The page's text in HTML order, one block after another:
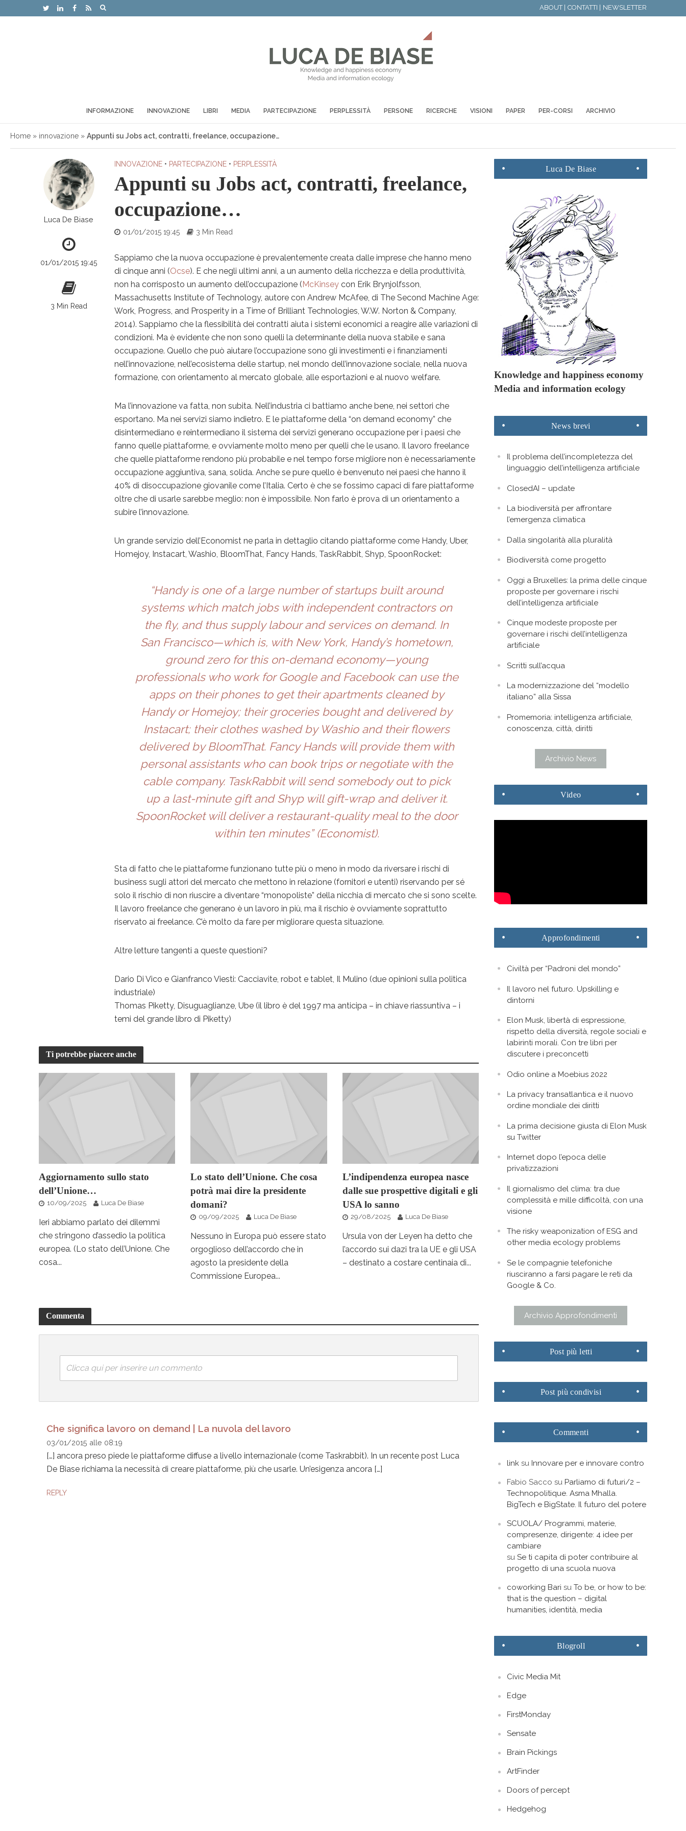
ABOUT | CONTATTI | NEWSLETTER
INFORMAZIONE INNOVAZIONE LIBRI MEDIA PARTECIPAZIONE PERPLESSITÀ PERSONE RICERCHE VISIONI PAPER PER-CORSI ARCHIVIO
Home » innovazione » Appunti su Jobs act, contratti, freelance, occupazione…
Luca De Biase
01/01/2015 19:45
3 Min Read
INNOVAZIONE • PARTECIPAZIONE • PERPLESSITÀ
Appunti su Jobs act, contratti, freelance,
occupazione…
01/01/2015 19:45 3 Min Read
Sappiamo che la nuova occupazione è prevalentemente creata dalle imprese che hanno meno
di cinque anni (Ocse). E che negli ultimi anni, a un aumento della ricchezza e della produttività,
non ha corrisposto un aumento dell’occupazione (McKinsey con Erik Brynjolfsson,
Massachusetts Institute of Technology, autore con Andrew McAfee, di The Second Machine Age:
Work, Progress, and Prosperity in a Time of Brilliant Technologies, W.W. Norton & Company,
2014). Sappiamo che la flessibilità dei contratti aiuta i sistemi economici a reagire alle variazioni di
condizioni. Ma è evidente che non sono quelli la determinante della nuova stabile e sana
occupazione. Quello che può aiutare l’occupazione sono gli investimenti e i finanziamenti
nell’innovazione, nell’ecosistema delle startup, nel mondo dell’innovazione sociale, nella nuova
formazione, con orientamento al mercato globale, alle esportazioni e al nuovo welfare.
Ma l’innovazione va fatta, non subita. Nell’industria ci battiamo anche bene, nei settori che
esportano. Ma nei servizi siamo indietro. E le piattaforme della “on demand economy” che
disintermediano e reintermediano il sistema dei servizi generano occupazione per i paesi che
fanno quelle piattaforme, e ovviamente molto meno per quelli che le usano. Il lavoro freelance
che quelle piattaforme rendono più probabile e nel tempo forse migliore non è necessariamente
occupazione aggiuntiva, sana, solida. Anche se pure quello è benvenuto nei paesi che hanno il
40% di disoccupazione giovanile come l’Italia. Certo è che se fossimo capaci di fare piattaforme
oltre che di usarle sarebbe meglio: non è impossibile. Non farlo è prova di un orientamento a
subire l’innovazione.
Un grande servizio dell’Economist ne parla in dettaglio citando piattaforme come Handy, Uber,
Homejoy, Instacart, Washio, BloomThat, Fancy Hands, TaskRabbit, Shyp, SpoonRocket:
“Handy is one of a large number of startups built around
systems which match jobs with independent contractors on
the fly, and thus supply labour and services on demand. In
San Francisco—which is, with New York, Handy’s hometown,
ground zero for this on-demand economy—young
professionals who work for Google and Facebook can use the
apps on their phones to get their apartments cleaned by
Handy or Homejoy; their groceries bought and delivered by
Instacart; their clothes washed by Washio and their flowers
delivered by BloomThat. Fancy Hands will provide them with
personal assistants who can book trips or negotiate with the
cable company. TaskRabbit will send somebody out to pick
up a last-minute gift and Shyp will gift-wrap and deliver it.
SpoonRocket will deliver a restaurant-quality meal to the door
within ten minutes” (Economist).
Sta di fatto che le piattaforme funzionano tutte più o meno in modo da riversare i rischi di
business sugli attori del mercato che mettono in relazione (fornitori e utenti) riservando per sé
solo il rischio di non riuscire a diventare “monopoliste” della nicchia di mercato che si sono scelte.
Il lavoro freelance che generano è un lavoro in più, ma il rischio è ovviamente soprattutto
riservato ai freelance. C’è molto da fare per migliorare questa situazione.
Altre letture tangenti a queste questioni?
Dario Di Vico e Gianfranco Viesti: Cacciavite, robot e tablet, Il Mulino (due opinioni sulla politica
industriale)
Thomas Piketty, Disuguaglianze, Ube (il libro è del 1997 ma anticipa – in chiave riassuntiva – i
temi del grande libro di Piketty)
Ti potrebbe piacere anche
Aggiornamento sullo stato
dell’Unione…
10/09/2025 Luca De Biase
Ieri abbiamo parlato dei dilemmi
che stringono d’assedio la politica
europea. (Lo stato dell’Unione. Che
cosa...
Lo stato dell’Unione. Che cosa
potrà mai dire la presidente
domani?
09/09/2025 Luca De Biase
Nessuno in Europa può essere stato
orgoglioso dell’accordo che in
agosto la presidente della
Commissione Europea...
L’indipendenza europea nasce
dalle sue prospettive digitali e gli
USA lo sanno
29/08/2025 Luca De Biase
Ursula von der Leyen ha detto che
l’accordo sui dazi tra la UE e gli USA
– destinato a costare centinaia di...
Commenta
Clicca qui per inserire un commento
Che significa lavoro on demand | La nuvola del lavoro
03/01/2015 alle 08:19
[…] ancora preso piede le piattaforme diffuse a livello internazionale (come Taskrabbit). In un recente post Luca
De Biase richiama la necessità di creare piattaforme, più che usarle. Un’esigenza ancora […]
REPLY
Luca De Biase
Knowledge and happiness economy
Media and information ecology
News brevi
Il problema dell’incompletezza del
linguaggio dell’intelligenza artificiale
ClosedAI – update
La biodiversità per affrontare
l’emergenza climatica
Dalla singolarità alla pluralità
Biodiversità come progetto
Oggi a Bruxelles: la prima delle cinque
proposte per governare i rischi
dell’intelligenza artificiale
Cinque modeste proposte per
governare i rischi dell’intelligenza
artificiale
Scritti sull’acqua
La modernizzazione del “modello
italiano” alla Sissa
Promemoria: intelligenza artificiale,
conoscenza, città, diritti
Archivio News
Video
Approfondimenti
Civiltà per “Padroni del mondo”
Il lavoro nel futuro. Upskilling e
dintorni
Elon Musk, libertà di espressione,
rispetto della diversità, regole sociali e
labirinti morali. Con tre libri per
discutere i preconcetti
Odio online a Moebius 2022
La privacy transatlantica e il nuovo
ordine mondiale dei diritti
La prima decisione giusta di Elon Musk
su Twitter
Internet dopo l’epoca delle
privatizzazioni
Il giornalismo del clima: tra due
complessità e mille difficoltà, con una
visione
The risky weaponization of ESG and
other media ecology problems
Se le compagnie telefoniche
riusciranno a farsi pagare le reti da
Google & Co.
Archivio Approfondimenti
Post più letti
Post più condivisi
Commenti
link su Innovare per e innovare contro
Fabio Sacco su Parliamo di futuri/2 –
Technopolitique. Asma Mhalla.
BigTech e BigState. Il futuro del potere
SCUOLA/ Programmi, materie,
compresenze, dirigente: 4 idee per
cambiare
suSe ti capita di poter contribuire al
progetto di una scuola nuova
coworking Bari suTo be, or how to be:
that is the question – digital
humanities, identità, media
Blogroll
Civic Media Mit
Edge
FirstMonday
Sensate
Brain Pickings
ArtFinder
Doors of percept
Hedgehog